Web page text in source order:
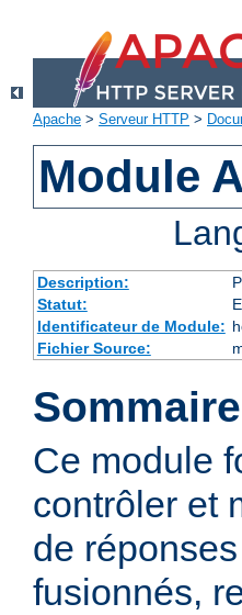
Apache > Serveur HTTP >
Module
Description:
Statut:
Identificateur de Module:
Fichier Source:
Sommaire
Ce module
contrôler et
de
fusionnés,